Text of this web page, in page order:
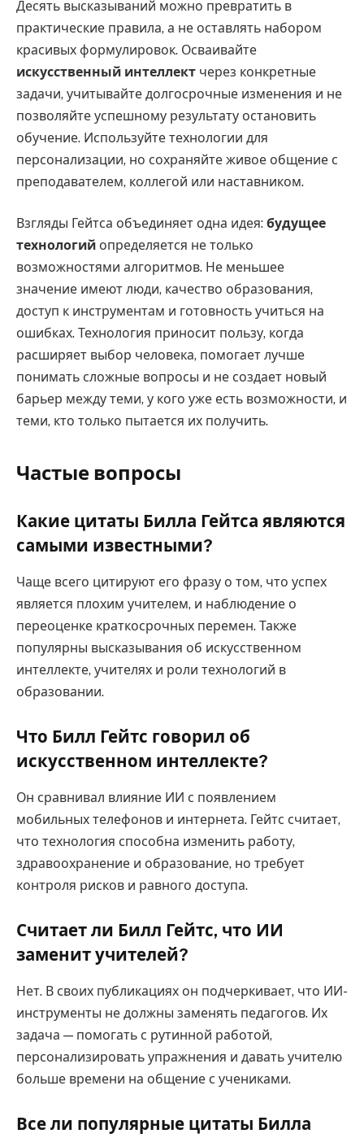
Десять высказываний можно превратить в
практические правила, а не оставлять набором
красивых формулировок. Осваивайте
искусственный интеллект через конкретные
задачи, учитывайте долгосрочные изменения и не
позволяйте успешному результату остановить
обучение. Используйте технологии для
персонализации, но сохраняйте живое общение с
преподавателем, коллегой или наставником.
Взгляды Гейтса объединяет одна идея: будущее
технологий определяется не только
возможностями алгоритмов. Не меньшее
значение имеют люди, качество образования,
доступ к инструментам и готовность учиться на
ошибках. Технология приносит пользу, когда
расширяет выбор человека, помогает лучше
понимать сложные вопросы и не создает новый
барьер между теми, у кого уже есть возможности, и
теми, кто только пытается их получить.
Частые вопросы
Какие цитаты Билла Гейтса являются
самыми известными?
Чаще всего цитируют его фразу о том, что успех
является плохим учителем, и наблюдение о
переоценке краткосрочных перемен. Также
популярны высказывания об искусственном
интеллекте, учителях и роли технологий в
образовании.
Что Билл Гейтс говорил об
искусственном интеллекте?
Он сравнивал влияние ИИ с появлением
мобильных телефонов и интернета. Гейтс считает,
что технология способна изменить работу,
здравоохранение и образование, но требует
контроля рисков и равного доступа.
Считает ли Билл Гейтс, что ИИ
заменит учителей?
Нет. В своих публикациях он подчеркивает, что ИИ-
инструменты не должны заменять педагогов. Их
задача — помогать с рутинной работой,
персонализировать упражнения и давать учителю
больше времени на общение с учениками.
Все ли популярные цитаты Билла